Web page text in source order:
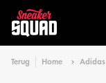
Terug Home Adidas